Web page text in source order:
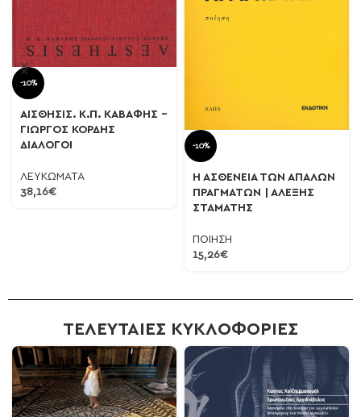
-10%
ΑΙΣΘΗΣΙΣ. Κ.Π. ΚΑΒΑΦΗΣ –
ΓΙΩΡΓΟΣ ΚΟΡΔΗΣ
ΔΙΑΛΟΓΟΙ
ΛΕΥΚΩΜΑΤΑ
38,16€
-10%
Η ΑΣΘΕΝΕΙΑ ΤΩΝ ΑΠΑΛΩΝ
ΠΡΑΓΜΑΤΩΝ | ΑΛΕΞΗΣ
ΣΤΑΜΑΤΗΣ
ΠΟΙΗΣΗ
15,26€
ΤΕΛΕΥΤΑΙΕΣ ΚΥΚΛΟΦΟΡΙΕΣ